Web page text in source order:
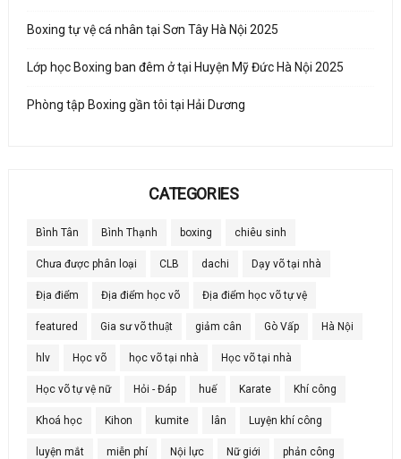
Boxing tự vệ cá nhân tại Sơn Tây Hà Nội 2025
Lớp học Boxing ban đêm ở tại Huyện Mỹ Đức Hà Nội 2025
Phòng tập Boxing gần tôi tại Hải Dương
CATEGORIES
Bình Tân Bình Thạnh boxing chiêu sinh
Chưa được phân loại CLB dachi Dạy võ tại nhà
Địa điểm Địa điểm học võ Địa điểm học võ tự vệ
featured Gia sư võ thuật giảm cân Gò Vấp Hà Nội
hlv Học võ học võ tại nhà Học võ tại nhà
Học võ tự vệ nữ Hỏi - Đáp huế Karate Khí công
Khoá học Kihon kumite lân Luyện khí công
luyện mắt miễn phí Nội lực Nữ giới phản công